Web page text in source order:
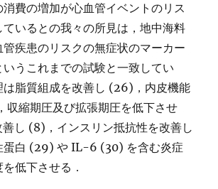
費の増加が心血管イベントのリス
ているとの我々の所見は，地中海料
疾患のリスクの無症状のマーカー
いうこれまでの試験と一致してい
は脂質組成を改善し (26)，内皮機能
収縮期圧及び拡張期圧を低下させ
し (8)，インスリン抵抗性を改善し
蛋白 (29) や IL-6 (30) を含む炎症
低下させる．